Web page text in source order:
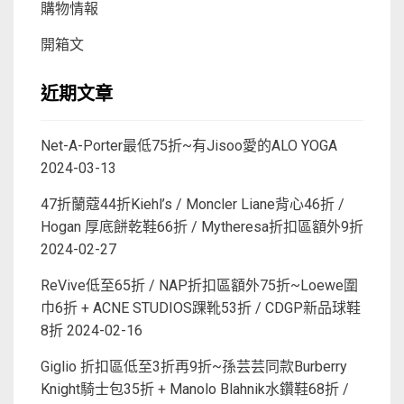
購物情報
開箱文
近期文章
Net-A-Porter最低75折~有Jisoo愛的ALO YOGA
2024-03-13
47折蘭蔻44折Kiehl’s / Moncler Liane背心46折 /
Hogan 厚底餅乾鞋66折 / Mytheresa折扣區額外9折
2024-02-27
ReVive低至65折 / NAP折扣區額外75折~Loewe圍
巾6折 + ACNE STUDIOS踝靴53折 / CDGP新品球鞋
8折 2024-02-16
Giglio 折扣區低至3折再9折~孫芸芸同款Burberry
Knight騎士包35折 + Manolo Blahnik水鑽鞋68折 /